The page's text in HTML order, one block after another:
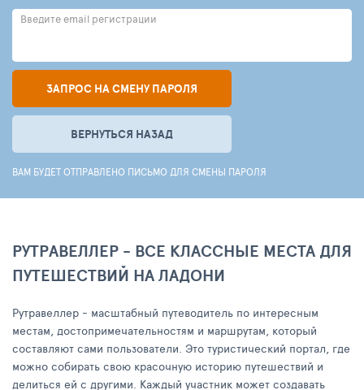
Введите email регистрации
ЗАПРОС НА СМЕНУ ПАРОЛЯ
ВЕРНУТЬСЯ НАЗАД
ВАМ БУДЕТ ОТПРАВЛЕНО ПИСЬМО ДЛЯ СМЕНЫ ПАРОЛЯ
РУТРАВЕЛЛЕР - ВСЕ КЛАССНЫЕ МЕСТА ДЛЯ
ПУТЕШЕСТВИЙ НА ЛАДОНИ
Рутравеллер - масштабный путеводитель по интересным
местам, достопримечательностям и маршрутам, который
составляют сами пользователи. Это туристический портал, где
можно собирать свою красочную историю путешествий и
делиться ей с другими. Каждый участник может создавать